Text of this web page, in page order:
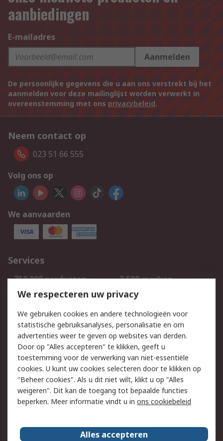
aanbiedingen
E-mailadres
Aanmelden
De persoonlijke gegevens die u aan ons verstrekt bij het
aanmelden voor deze mailinglijst worden verwerkt in
overeenstemming met ons privacybeleid.
Neem contact op
023 51 66 555
Volg ons op
We aanvaarden
Services
750.000 producten
2.500 merken
Bestellen
Inkoopoplossingen
Track & Trace
Wettelijk
Cookiebeleid
Email veiligheid
Privacybeleid
Websitevoorwaarden
Algemene
verkoopvoorwaarden
Over RS
We respecteren uw privacy
We gebruiken cookies en andere technologieën voor
statistische gebruiksanalyses, personalisatie en om
advertenties weer te geven op websites van derden.
Door op "Alles accepteren" te klikken, geeft u
toestemming voor de verwerking van niet-essentiële
cookies. U kunt uw cookies selecteren door te klikken op
"Beheer cookies". Als u dit niet wilt, klikt u op "Alles
weigeren". Dit kan de toegang tot bepaalde functies
beperken. Meer informatie vindt u in ons cookiebeleid
Alles accepteren